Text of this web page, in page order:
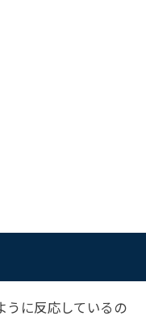
うに反応しているの